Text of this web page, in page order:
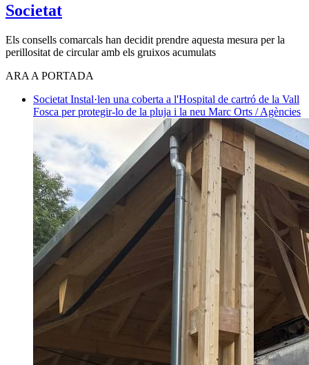
Societat
Els consells comarcals han decidit prendre aquesta mesura per la
perillositat de circular amb els gruixos acumulats
ARA A PORTADA
Societat Instal·len una coberta a l'Hospital de cartró de la Vall
Fosca per protegir-lo de la pluja i la neu Marc Orts / Agències